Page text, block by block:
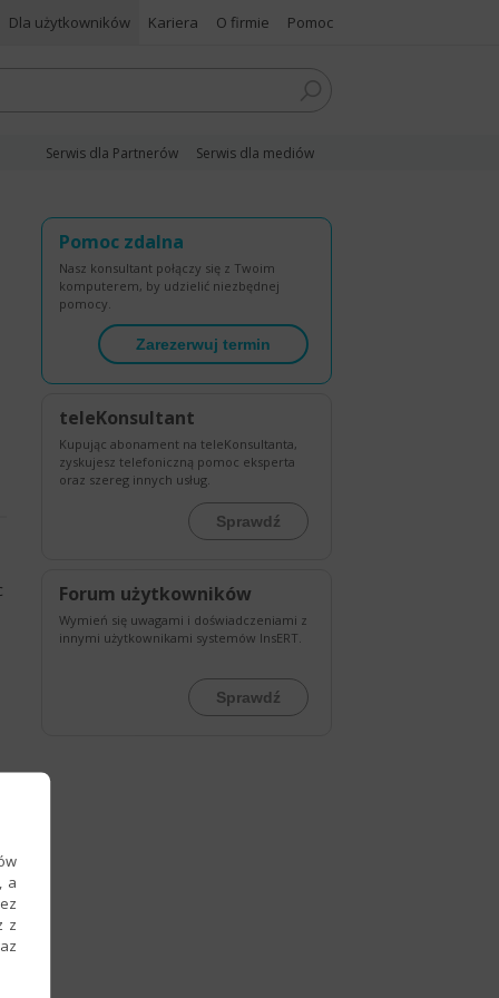
Dla użytkowników Kariera O firmie Pomoc
Serwis dla Partnerów Serwis dla mediów
Pomoc zdalna
Nasz konsultant połączy się z Twoim
komputerem, by udzielić niezbędnej
pomocy.
Zarezerwuj termin
teleKonsultant
Kupując abonament na teleKonsultanta,
zyskujesz telefoniczną pomoc eksperta
oraz szereg innych usług.
Sprawdź
Forum użytkowników
Wymień się uwagami i doświadczeniami z
innymi użytkownikami systemów InsERT.
Sprawdź
a
z